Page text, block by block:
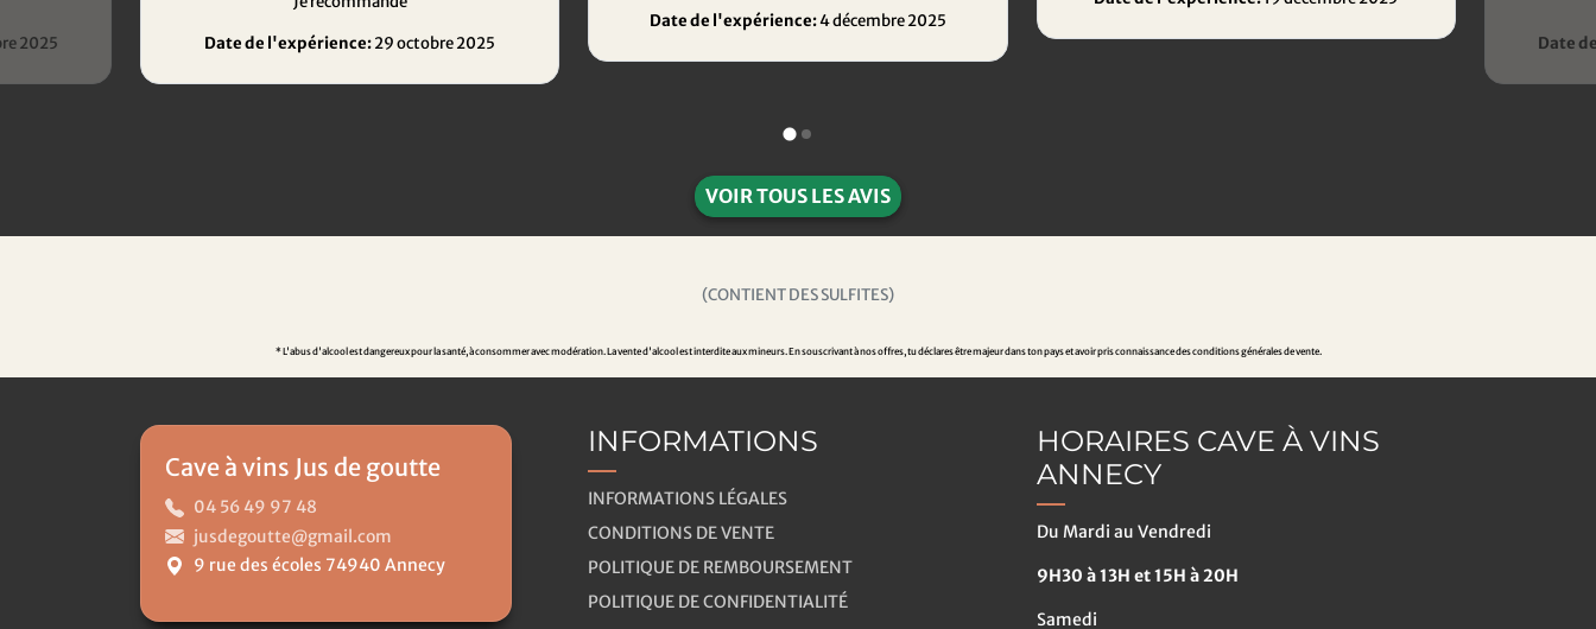
2025 Date de l'expérience:29 octobre 2025
Date de l'expérience:4 décembre 2025
Date
VOIR TOUS LES AVIS
(CONTIENT DES SULFITES)
* L'abus d'alcool est dangereux pour la santé, à consommer avec modération. La vente d'alcool est interdite aux mineurs. En souscrivant à nos offres, tu déclares être majeur dans ton pays et avoir pris connaissance des conditions générales de vente.
Cave à vins Jus de goutte
04 56 49 97 48
jusdegoutte@gmail.com
9 rue des écoles 74940 Annecy
INFORMATIONS
INFORMATIONS LÉGALES
CONDITIONS DE VENTE
POLITIQUE DE REMBOURSEMENT
POLITIQUE DE CONFIDENTIALITÉ
HORAIRES CAVE À VINS
ANNECY
Du Mardi au Vendredi
9H30 à 13H et 15H à 20H
Samedi